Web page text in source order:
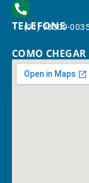
TELEFONE
(91) 98309-
COMO